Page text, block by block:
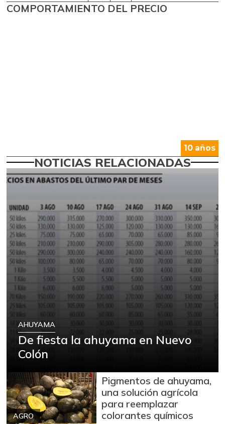
COMPORTAMIENTO DEL PRECIO
10 años
NOTICIAS RELACIONADAS
AHUYAMA
De fiesta la ahuyama en Nuevo
Colón
AGRO
Pigmentos de ahuyama,
una solución agrícola
para reemplazar
colorantes químicos